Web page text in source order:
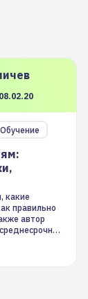
Обучение
какие
правильно
автор